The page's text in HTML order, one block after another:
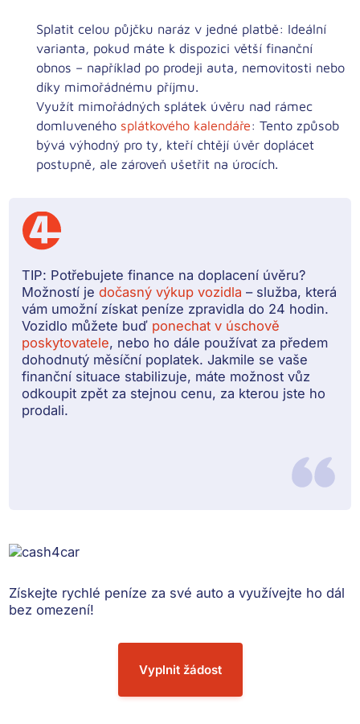
Splatit celou půjčku naráz v jedné platbě: Ideální
varianta, pokud máte k dispozici větší finanční
obnos – například po prodeji auta, nemovitosti nebo
díky mimořádnému příjmu.
Využít mimořádných splátek úvěru nad rámec
domluveného splátkového kalendáře: Tento způsob
bývá výhodný pro ty, kteří chtějí úvěr doplácet
postupně, ale zároveň ušetřit na úrocích.
TIP: Potřebujete finance na doplacení úvěru?
Možností jedočasný výkup vozidla – služba, která
vám umožní získat peníze zpravidla do 24 hodin.
Vozidlo můžete buď ponechat v úschově
poskytovatele, nebo ho dále používat za předem
dohodnutý měsíční poplatek. Jakmile se vaše
finanční situace stabilizuje, máte možnost vůz
odkoupit zpět za stejnou cenu, za kterou jste ho
prodali.
Získejte rychlé peníze za své auto a využívejte ho dál
bez omezení!
Vyplnit žádost